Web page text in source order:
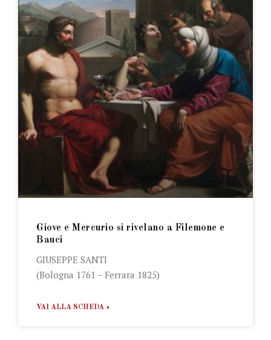
Giove e Mercurio si rivelano a Filemone e
Bauci
GIUSEPPE SANTI
(Bologna 1761 – Ferrara 1825)
VAI ALLA SCHEDA »